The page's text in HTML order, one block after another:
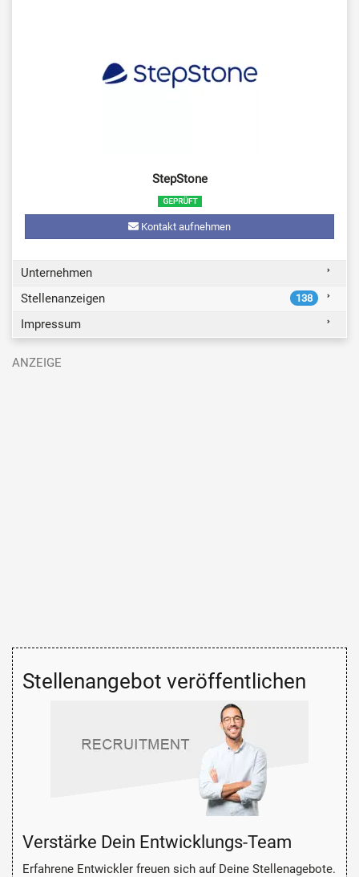
StepStone
Kontakt aufnehmen
Unternehmen
Stellenanzeigen
138
Impressum
Stellenangebot veröffentlichen
Verstärke Dein Entwicklungs-Team
Erfahrene Entwickler freuen sich auf Deine Stellenagebote.